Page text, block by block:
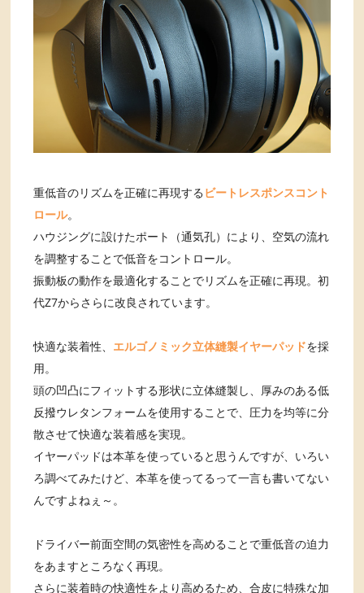
重低音のリズムを正確に再現する ビートレスポンスコント
ロール。
ハウジングに設けたポート（通気孔）により、空気の流れ
を調整することで低音をコントロール。
振動板の動作を最適化することでリズムを正確に再現。初
代Z7からさらに改良されています。
快適な装着性、 エルゴノミック立体縫製イヤーパッドを採
用。
頭の凹凸にフィットする形状に立体縫製し、厚みのある低
反撥ウレタンフォームを使用することで、圧力を均等に分
散させて快適な装着感を実現。
イヤーパッドは本革を使っていると思うんですが、いろい
ろ調べてみたけど、本革を使ってるって一言も書いてない
んですよねぇ～。
ドライバー前面空間の気密性を高めることで重低音の迫力
をあますところなく再現。
さらに装着時の快適性をより高めるため、合皮に特殊な加